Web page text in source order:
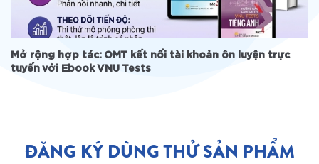
Mở rộng hợp tác: OMT kết nối tài khoản ôn luyện trực
tuyến với Ebook VNU Tests
ĐĂNG KÝ DÙNG THỬ SẢN PHẨM